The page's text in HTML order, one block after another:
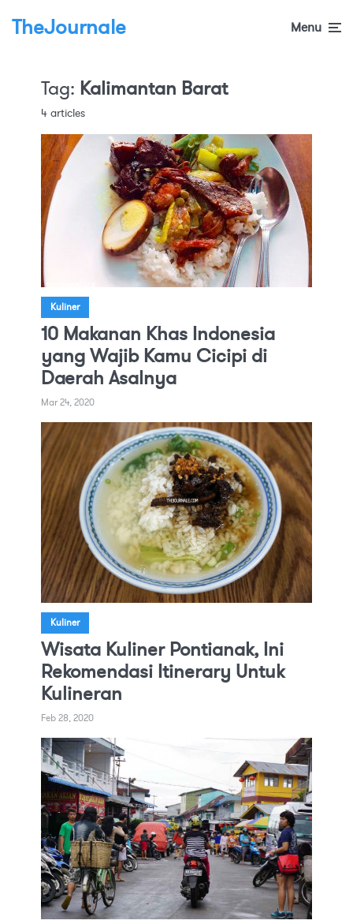
TheJournale Menu
Tag: Kalimantan Barat
4 articles
Kuliner
10 Makanan Khas Indonesia
yang Wajib Kamu Cicipi di
Daerah Asalnya
Mar 24, 2020
Kuliner
Wisata Kuliner Pontianak, Ini
Rekomendasi Itinerary Untuk
Kulineran
Feb 28, 2020